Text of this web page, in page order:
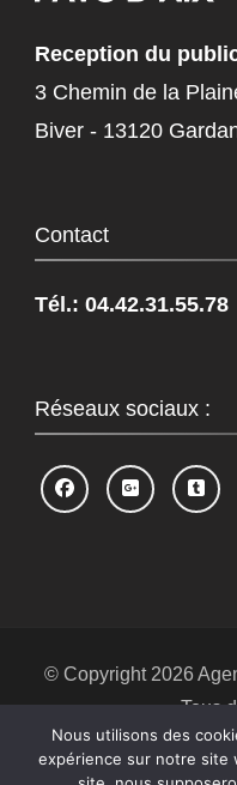
Reception du
3 Chemin de la
Biver - 13120
Contact
Tél.: 04.42.31.55.78
Réseaux sociaux :
© Copyright 2026
Tous
Blossom Spa |
Themes
.Propulsé
Nous utilisons des
expérience sur notre site